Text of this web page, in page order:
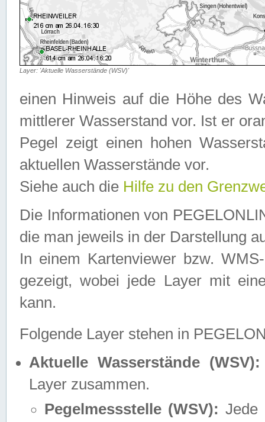
Layer: 'Aktuelle Wasserstände (WSV)'
einen Hinweis auf die Höhe des
mittlerer Wasserstand vor. Ist er
Pegel zeigt einen hohen
aktuellen Wasserstände vor.
Siehe auch die Hilfe zu den
Die Informationen von
die man jeweils in der Darstellung
In einem Kartenviewer bzw.
gezeigt, wobei jede Layer mit
kann.
Folgende Layer stehen in
Aktuelle Wasserstände (WSV):
Layer zusammen.
Pegelmessstelle (WSV): Jede